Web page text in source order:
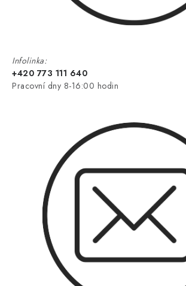
Infolinka:
+420 773 111 640
Pracovní dny 8-16:00 hodin